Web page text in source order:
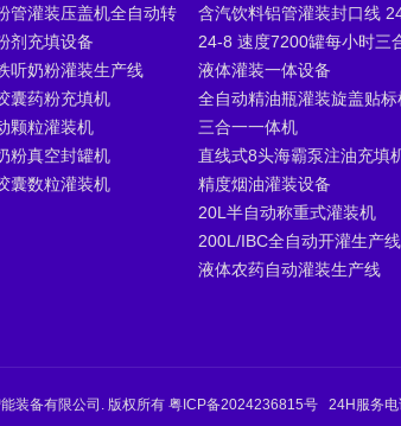
管灌装压盖机全自动转
剂充填设备
听奶粉灌装生产线
囊药粉充填机
颗粒灌装机
粉真空封罐机
囊数粒灌装机
含汽饮料铝管灌装封口线
24-8 速度7200罐每小时三
液体灌装一体设备
全自动精油瓶灌装旋盖贴标
三合一一体机
直线式8头海霸泵注油充填
精度烟油灌装设备
20L半自动称重式灌装机
200L/IBC全自动开灌生产线
液体农药自动灌装生产线
装备有限公司. 版权所有 粤ICP备2024236815号24H服务电